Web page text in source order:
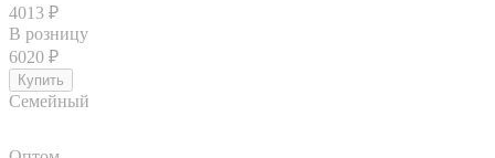
4013 ₽
В розницу
6020 ₽
Семейный